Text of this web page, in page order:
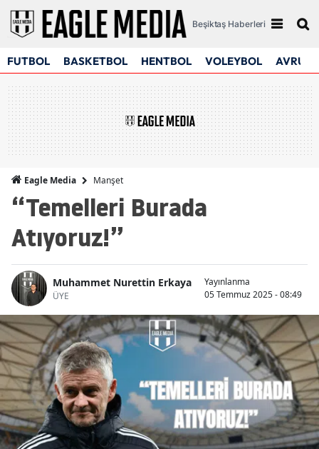
Beşiktaş Haberleri
FUTBOL BASKETBOL HENTBOL VOLEYBOL
Eagle Media Manşet
“Temelleri Burada
Atıyoruz!”
Muhammet Nurettin Erkaya
ÜYE
Yayınlanma
05 Temmuz 2025 - 08:49